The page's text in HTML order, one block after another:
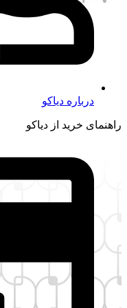
دیاکو
از دیاکو